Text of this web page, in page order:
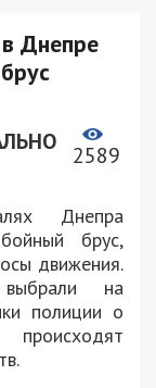
Днепре
2589
Днепра
брус,
движения.
на
полиции о